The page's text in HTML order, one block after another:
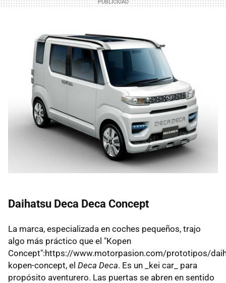
Daihatsu Deca Deca Concept
La marca, especializada en coches pequeños, trajo
algo más práctico que el "Kopen
Concept":https://www.motorpasion.com/prototipos/
kopen-concept, el Deca Deca. Es un _kei car_ para
propósito aventurero. Las puertas se abren en sentido